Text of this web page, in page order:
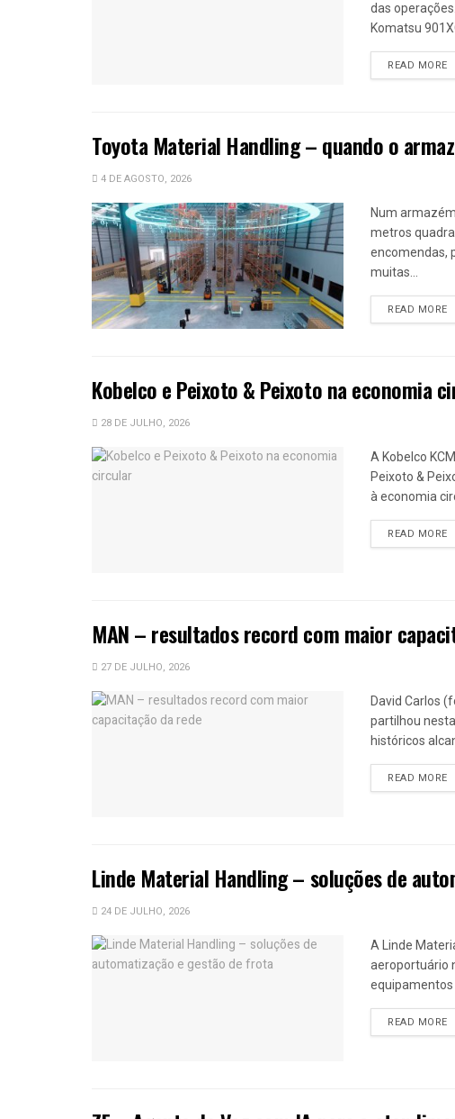
das
Komatsu
READ MORE
Toyota Material Handling – quando o
4 DE AGOSTO, 2026
Num
metros
encomendas,
muitas...
READ MORE
Kobelco e Peixoto & Peixoto na economia
28 DE JULHO, 2026
A Kobelco
Peixoto &
à economia
READ MORE
MAN – resultados record com maior
27 DE JULHO, 2026
David Carlos
partilhou
históricos
READ MORE
Linde Material Handling – soluções de
24 DE JULHO, 2026
A Linde
aeroportuário
equipamentos
READ MORE